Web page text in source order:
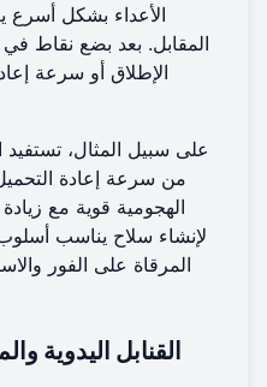
الأعداء بشكل أسرع
المقابل. بعد بضع نقاط
الإطلاق أو سرعة
على سبيل المثال، تستفيد
من سرعة إعادة التحميل
الهجومية قوية مع
لإنشاء سلاح يناسب
المرقاة على الفور
القنابل اليدوية